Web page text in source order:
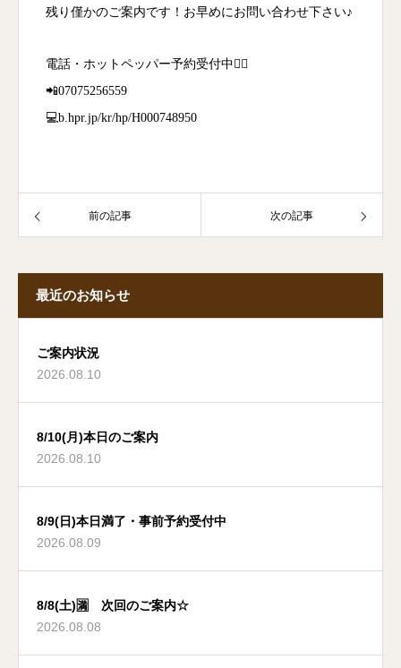
残り僅かのご案内です！お早めにお問い合わせ下さい♪
電話・ホットペッパー予約受付中💁‍♀️
📲07075256559
💻b.hpr.jp/kr/hp/H000748950
前の記事 次の記事
最近のお知らせ
ご案内状況
2026.08.10
8/10(月)本日のご案内
2026.08.10
8/9(日)本日満了・事前予約受付中
2026.08.09
8/8(土)🈵 次回のご案内☆
2026.08.08